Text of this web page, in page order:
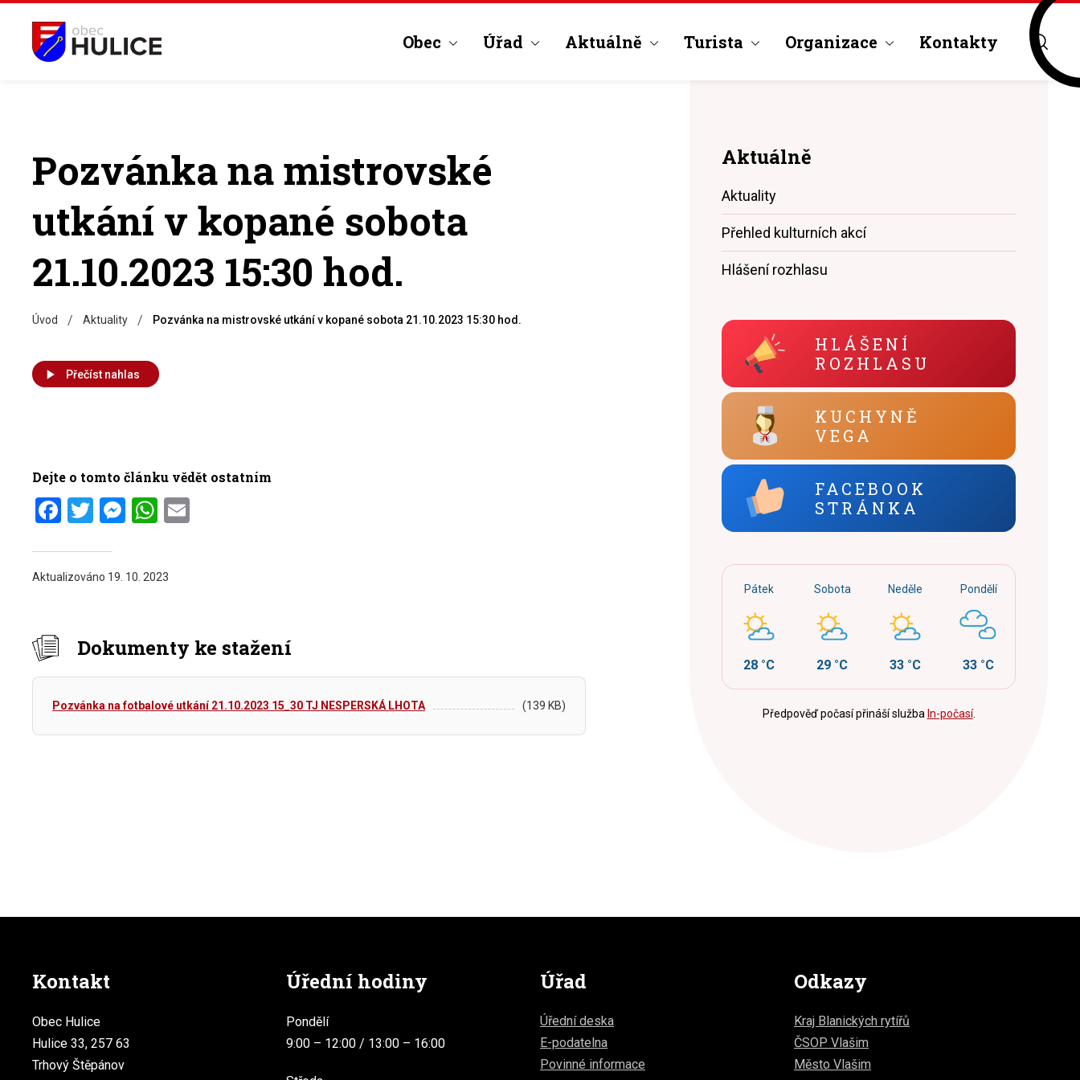
Obec Úřad Aktuálně Turista Organizace Kontakty
Pozvánka na mistrovské
utkání v kopané sobota
21.10.2023 15:30 hod.
Úvod / Aktuality / Pozvánka na mistrovské utkání v kopané sobota 21.10.2023 15:30 hod.
Přečíst nahlas
Dejte o tomto článku vědět ostatním
Facebook
Twitter
Messenger
WhatsApp
Aktualizováno 19. 10. 2023
Dokumenty ke stažení
Pozvánka na fotbalové utkání 21.10.2023 15_30 TJ NESPERSKÁ LHOTA (139 KB)
Aktuálně
Aktuality
Přehled kulturních akcí
Hlášení rozhlasu
HLÁŠENÍ
ROZHLASU
KUCHYNĚ
VEGA
FACEBOOK
STRÁNKA
Pátek
28 °C
Sobota
29 °C
Neděle
33 °C
Pondělí
33 °C
Předpověď počasí přináší služba In-počasí.
Kontakt
Obec Hulice
Hulice 33, 257 63
Trhový Štěpánov
Úřední hodiny
Pondělí
9:00 – 12:00 / 13:00 – 16:00
Úřad
Úřední deska
E-podatelna
Povinné informace
Odkazy
Kraj Blanických rytířů
ČSOP Vlašim
Město Vlašim